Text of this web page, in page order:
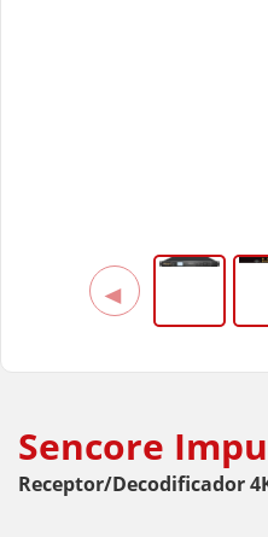
Grass Valley
Haivision
Triveni Digital
◄
Sencore
Receptor/Decodificador